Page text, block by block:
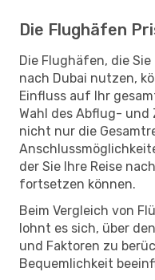
Die Flughäfen
Die Flughäfen, die
nach Dubai nutzen,
Einfluss auf Ihr
Wahl des Abflug-
nicht nur die
der Sie Ihre Reise
fortsetzen können.
Beim Vergleich von
lohnt es sich, über
und Faktoren zu
Bequemlichkeit